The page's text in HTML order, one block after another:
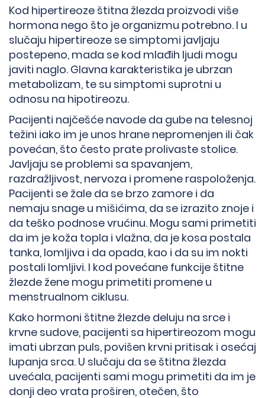
Kod hipertireoze štitna žlezda proizvodi više
hormona nego što je organizmu potrebno. I u
slučaju hipertireoze se simptomi javljaju
postepeno, mada se kod mlađih ljudi mogu
javiti naglo. Glavna karakteristika je ubrzan
metabolizam, te su simptomi suprotni u
odnosu na hipotireozu.
Pacijenti najčešće navode da gube na telesnoj
težini iako im je unos hrane nepromenjen ili čak
povećan, što često prate prolivaste stolice.
Javljaju se problemi sa spavanjem,
razdražljivost, nervoza i promene raspoloženja.
Pacijenti se žale da se brzo zamore i da
nemaju snage u mišićima, da se izrazito znoje i
da teško podnose vrućinu. Mogu sami primetiti
da im je koža topla i vlažna, da je kosa postala
tanka, lomljiva i da opada, kao i da su im nokti
postali lomljivi. I kod povećane funkcije štitne
žlezde žene mogu primetiti promene u
menstrualnom ciklusu.
Kako hormoni štitne žlezde deluju na srce i
krvne sudove, pacijenti sa hipertireozom mogu
imati ubrzan puls, povišen krvni pritisak i osećaj
lupanja srca. U slučaju da se štitna žlezda
uvećala, pacijenti sami mogu primetiti da im je
donji deo vrata proširen, otečen, što